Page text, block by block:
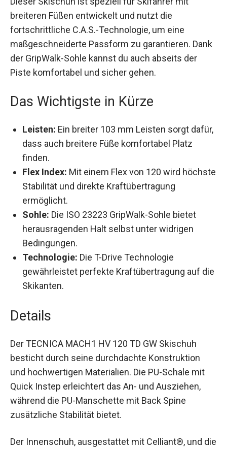
Dieser Skischuh ist speziell für Skifahrer mit
breiteren Füßen entwickelt und nutzt die
fortschrittliche C.A.S.-Technologie, um eine
maßgeschneiderte Passform zu garantieren.
Dank der GripWalk-Sohle kannst du auch abseits
der Piste komfortabel und sicher gehen.
Das Wichtigste in Kürze
Leisten: Ein breiter 103 mm Leisten sorgt
dafür, dass auch breitere Füße komfortabel
Platz finden.
Flex Index: Mit einem Flex von 120 wird
höchste Stabilität und direkte
Kraftübertragung ermöglicht.
Sohle: Die ISO 23223 GripWalk-Sohle bietet
herausragenden Halt selbst unter widrigen
Bedingungen.
Technologie: Die T-Drive Technologie
gewährleistet perfekte Kraftübertragung auf
die Skikanten.
Details
Der TECNICA MACH1 HV 120 TD GW Skischuh
besticht durch seine durchdachte Konstruktion
und hochwertigen Materialien. Die PU-Schale mit
Quick Instep erleichtert das An- und Ausziehen,
während die PU-Manschette mit Back Spine
zusätzliche Stabilität bietet.
Der Innenschuh, ausgestattet mit Celliant®, und